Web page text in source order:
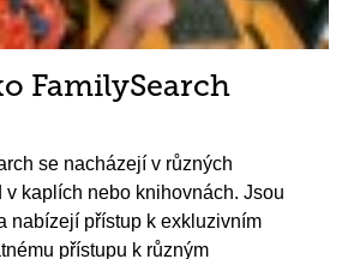
FamilySearch
se nacházejí v různých
v kaplích nebo knihovnách. Jsou
nabízejí přístup k exkluzivním
přístupu k různým